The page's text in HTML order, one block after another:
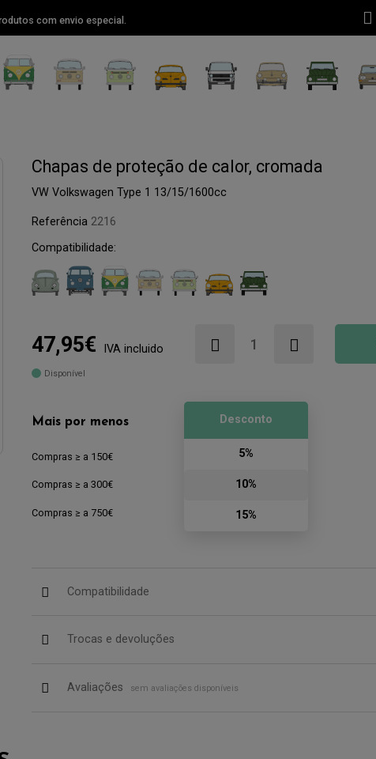
com envio especial.
Chapas de proteção de calor, cromada
VW Volkswagen Type 1 13/15/1600cc
Referência 2216
Compatibilidade:
47,95€ IVA incluido
Disponível
Mais por menos
Compras ≥ a 150€
Compras ≥ a 300€
Compras ≥ a 750€
Desconto
5%
10%
15%
Compatibilidade
Trocas e devoluções
Avaliações sem avaliações disponíveis